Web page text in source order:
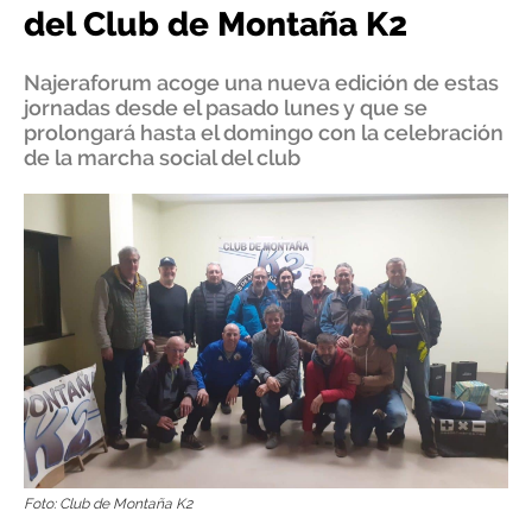
del Club de Montaña K2
Najeraforum acoge una nueva edición de estas
jornadas desde el pasado lunes y que se
prolongará hasta el domingo con la celebración
de la marcha social del club
Foto: Club de Montaña K2